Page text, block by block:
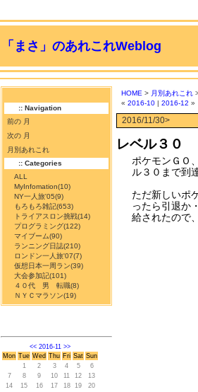
「まさ」のあれこれWeblog
:: Navigation
前の 月
次の 月
月別あれこれ
:: Categories
ALL
MyInfomation(10)
NY一人旅'05(9)
もろもろ雑記(653)
トライアスロン挑戦(14)
プログラミング(122)
マイブーム(90)
ランニング日誌(210)
ロンドン一人旅'07(7)
仮想日本一周ラン(39)
大会参加記(101)
４０代 男 転職(8)
ＮＹＣマラソン(19)
<< 2016-11 >>
Mon Tue Wed Thu Fri Sat Sun
1
2 3 4 5
6
7
8 9 10 11 12
13
14
15 16 17 18 19
20
HOME > 月別あれこれ
« 2016-10 | 2016-12 »
2016/11/30>
レベル３０
ポケモンＧＯ
ル３０まで到
ただ新しいポ
ったら引退か
給されたので